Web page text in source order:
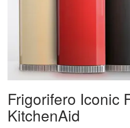
Frigorifero Iconic
KitchenAid